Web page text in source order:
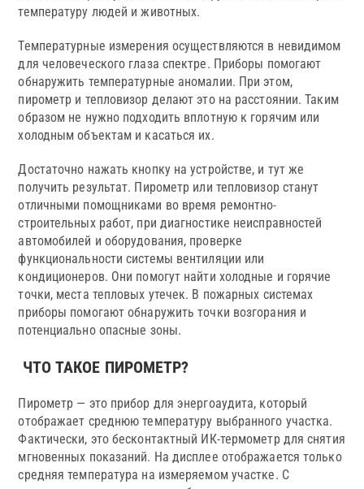
температуру людей и животных.
Температурные измерения осуществляются в невидимом
для человеческого глаза спектре. Приборы помогают
обнаружить температурные аномалии. При этом,
пирометр и тепловизор делают это на расстоянии. Таким
образом не нужно подходить вплотную к горячим или
холодным объектам и касаться их.
Достаточно нажать кнопку на устройстве, и тут же
получить результат. Пирометр или тепловизор станут
отличными помощниками во время ремонтно-
строительных работ, при диагностике неисправностей
автомобилей и оборудования, проверке
функциональности системы вентиляции или
кондиционеров. Они помогут найти холодные и горячие
точки, места тепловых утечек. В пожарных системах
приборы помогают обнаружить точки возгорания и
потенциально опасные зоны.
ЧТО ТАКОЕ ПИРОМЕТР?
Пирометр — это прибор для энергоаудита, который
отображает среднюю температуру выбранного участка.
Фактически, это бесконтактный ИК-термометр для снятия
мгновенных показаний. На дисплее отображается только
средняя температура на измеряемом участке. С